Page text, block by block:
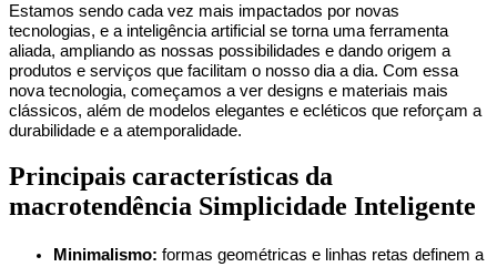
Estamos sendo cada vez mais impactados por novas
tecnologias, e a inteligência artificial se torna uma ferramenta
aliada, ampliando as nossas possibilidades e dando origem a
produtos e serviços que facilitam o nosso dia a dia. Com essa
nova tecnologia, começamos a ver designs e materiais mais
clássicos, além de modelos elegantes e ecléticos que reforçam a
durabilidade e a atemporalidade.
Principais características da
macrotendência Simplicidade Inteligente
Minimalismo: formas geométricas e linhas retas definem a